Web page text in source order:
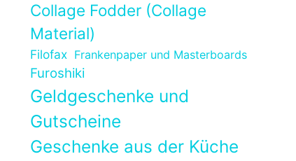
Collage Fodder (Collage
Material)
Filofax Frankenpaper und Masterboards
Furoshiki
Geldgeschenke und
Gutscheine
Geschenke aus der Küche